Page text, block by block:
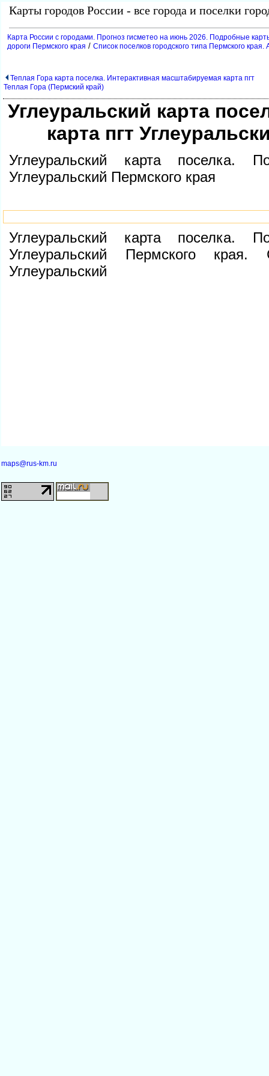
Карты городов России - все города и поселки
Карта России с городами. Прогноз гисметео на июнь 2026. Подробные
дороги Пермского края / Список поселков городского типа Пермского
Теплая Гора карта поселка. Интерактивная масштабируемая карта пгт
Теплая Гора (Пермский край)
Углеуральский карта
карта пгт
Углеуральский карта поселка.
Углеуральский Пермского края
Углеуральский карта поселка.
Углеуральский Пермского края.
Углеуральский
maps@rus-km.ru